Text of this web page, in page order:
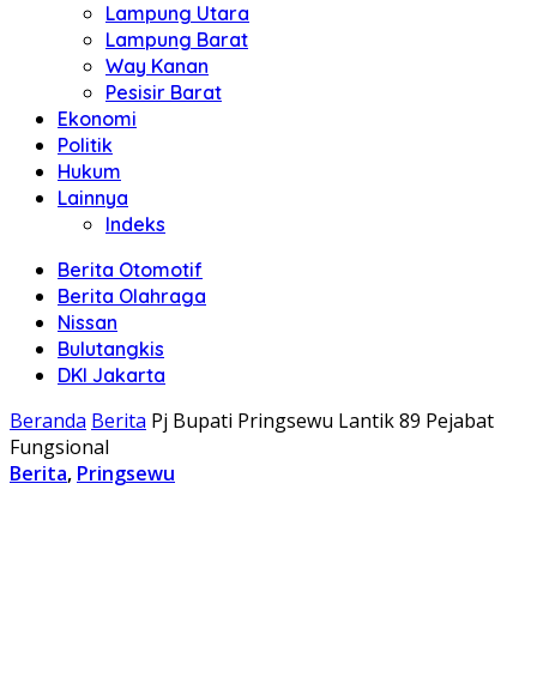
Lampung Utara
Lampung Barat
Way Kanan
Pesisir Barat
Ekonomi
Politik
Hukum
Lainnya
Indeks
Berita Otomotif
Berita Olahraga
Nissan
Bulutangkis
DKI Jakarta
Beranda Berita Pj Bupati Pringsewu Lantik 89 Pejabat
Fungsional
Berita, Pringsewu